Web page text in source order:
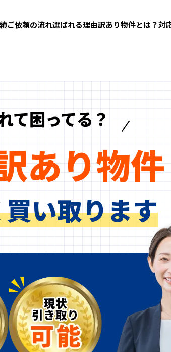
ご依頼の流れ選ばれる理由訳あり物件とは？対
て困ってる？
あり物件
い取ります